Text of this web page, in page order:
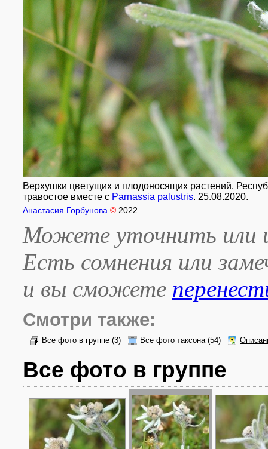
Верхушки цветущих и плодоносящих растений.
травостое вместе с Parnassia palustris. 25.08.2020.
Анастасия Горбунова © 2022
Можете уточнить или
Есть сомнения или
и вы сможете
Смотри также:
Все фото в группе (3) Все фото таксона(54)
Все фото в группе